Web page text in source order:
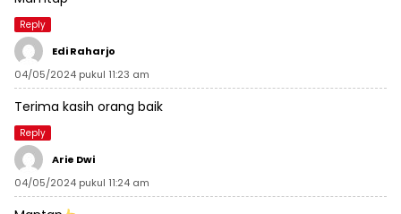
Reply
Edi Raharjo
04/05/2024 pukul 11:23 am
Terima kasih orang baik
Reply
Arie Dwi
04/05/2024 pukul 11:24 am